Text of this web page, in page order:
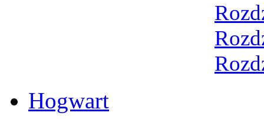
Hogwart